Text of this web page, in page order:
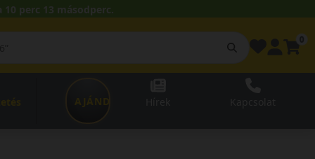
10 perc 12 másodperc.
AJÁNDÉKUTALVÁNY